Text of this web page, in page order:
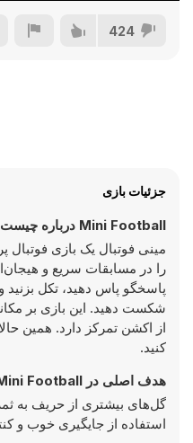
424
جزئیات بازی
Mini Football درباره چیست؟
مینی فوتبال یک بازی
را در مسابقات سریع و
پاسخگو پاس دهید، تکل
شکست دهید. این بازی بر
کنید.
هدف اصلی در Mini Football چیست؟
گل‌های بیشتری از حریف به
استفاده از جایگیری خوب و